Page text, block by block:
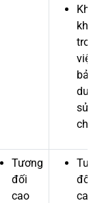
Khó
khăn
trong
việc
bảo
sửa
chữa
Tương
đối
cao
đối
cao